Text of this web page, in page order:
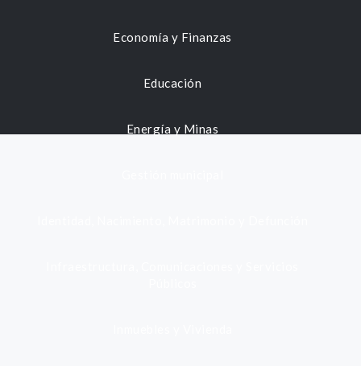
Economía y Finanzas
Educación
Energía y Minas